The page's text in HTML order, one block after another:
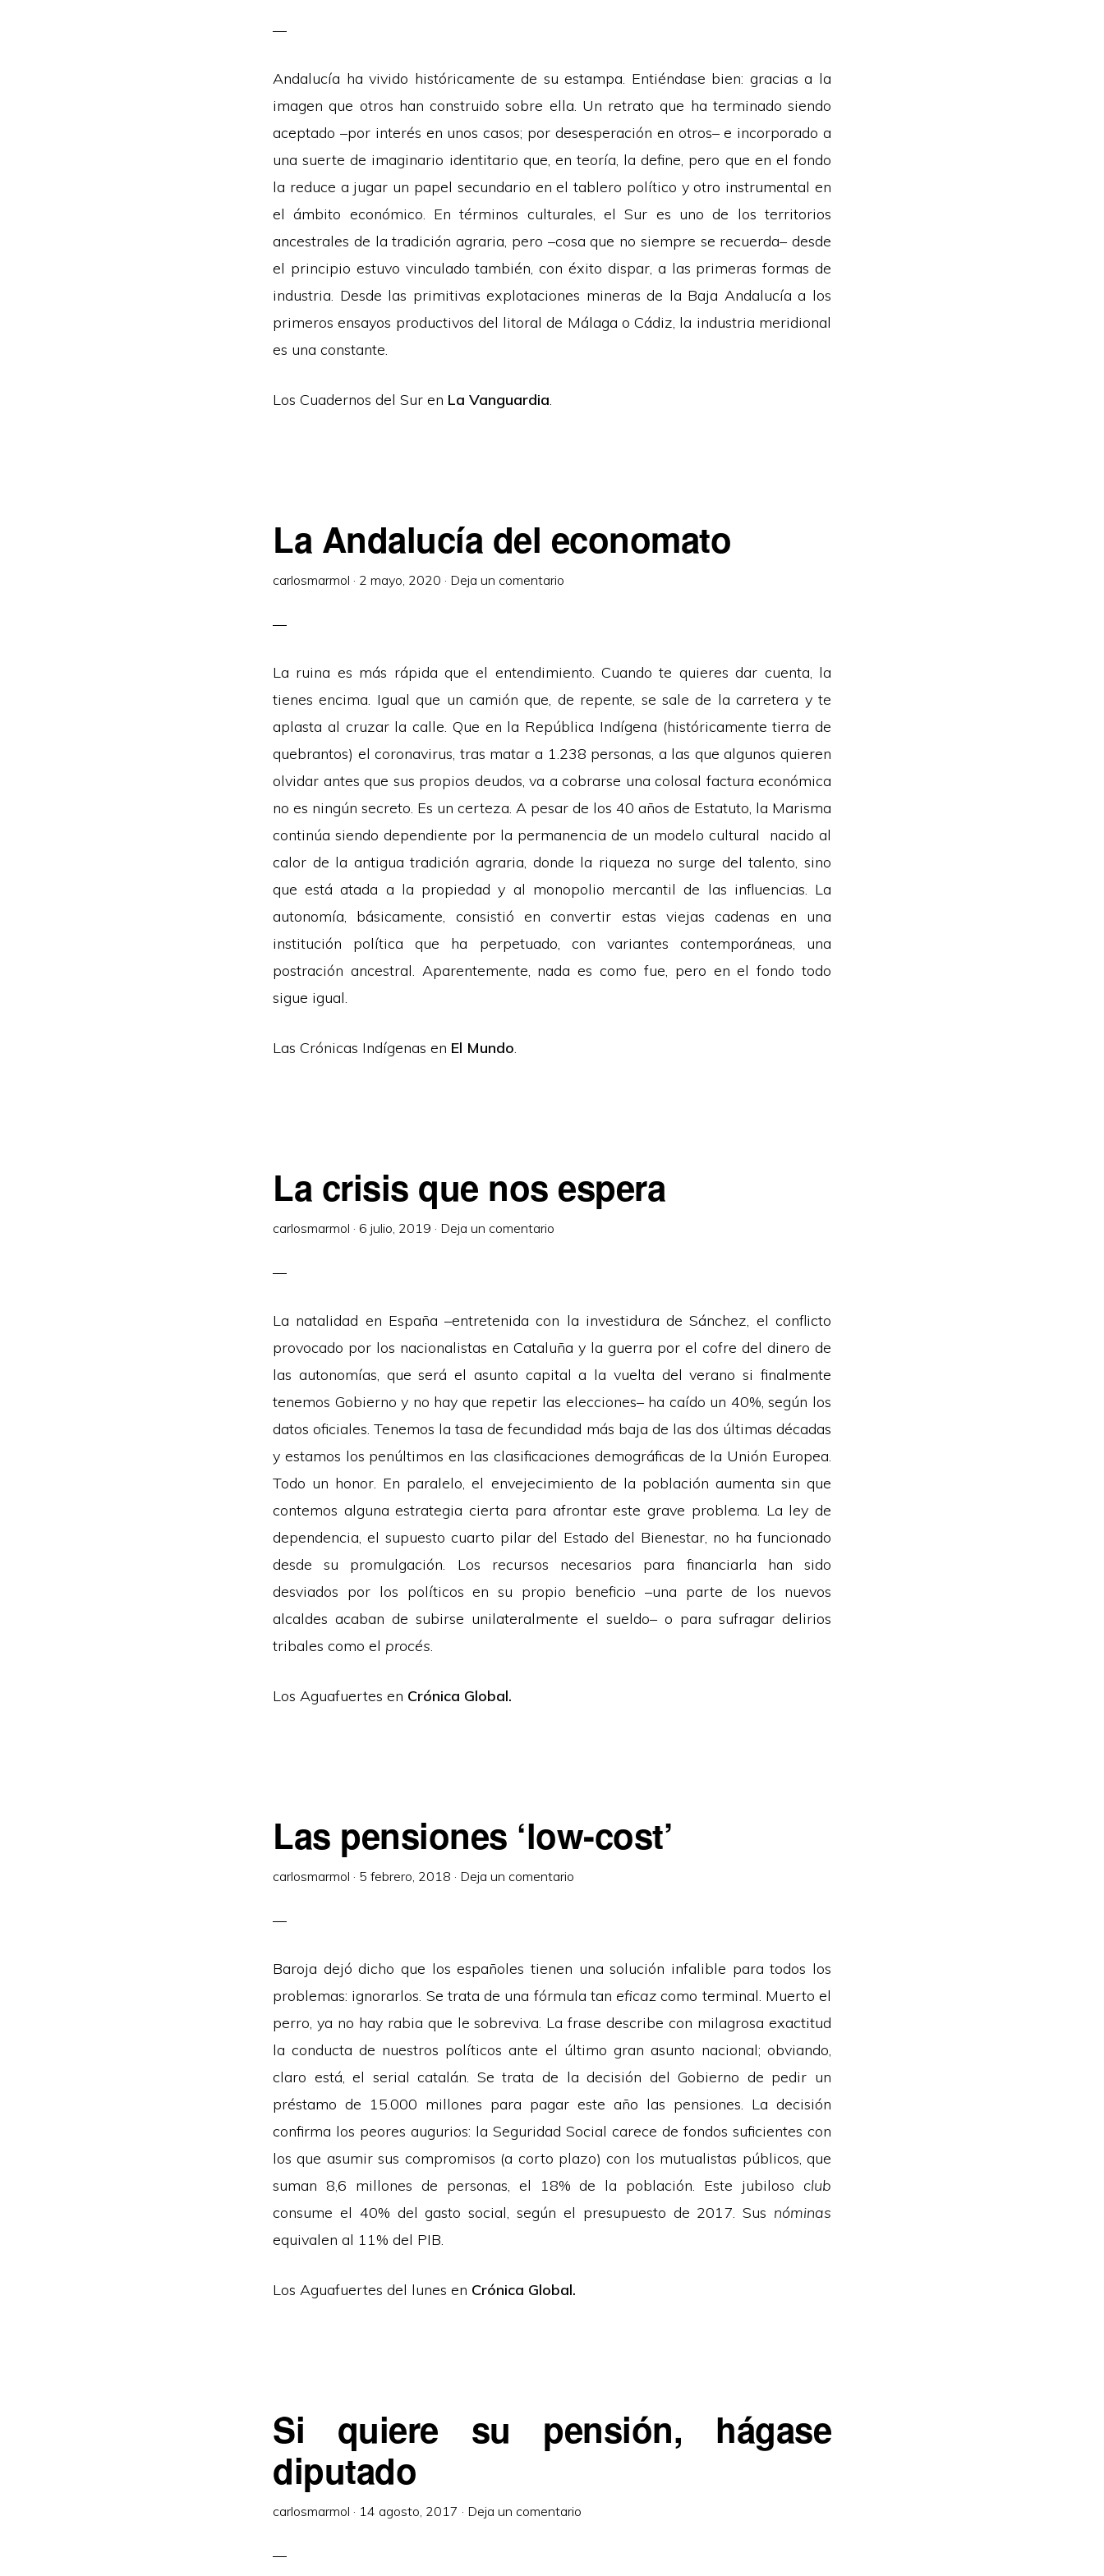
Andalucía ha vivido históricamente de su estampa. Entiéndase bien: gracias a la
imagen que otros han construido sobre ella. Un retrato que ha terminado siendo
aceptado –por interés en unos casos; por desesperación en otros– e incorporado a
una suerte de imaginario identitario que, en teoría, la define, pero que en el fondo
la reduce a jugar un papel secundario en el tablero político y otro instrumental en
el ámbito económico. En términos culturales, el Sur es uno de los territorios
ancestrales de la tradición agraria, pero –cosa que no siempre se recuerda– desde
el principio estuvo vinculado también, con éxito dispar, a las primeras formas de
industria. Desde las primitivas explotaciones mineras de la Baja Andalucía a los
primeros ensayos productivos del litoral de Málaga o Cádiz, la industria meridional
es una constante.
Los Cuadernos del Sur en La Vanguardia.
La Andalucía del economato
carlosmarmol · 2 mayo, 2020 · Deja un comentario
La ruina es más rápida que el entendimiento. Cuando te quieres dar cuenta, la
tienes encima. Igual que un camión que, de repente, se sale de la carretera y te
aplasta al cruzar la calle. Que en la República Indígena (históricamente tierra de
quebrantos) el coronavirus, tras matar a 1.238 personas, a las que algunos quieren
olvidar antes que sus propios deudos, va a cobrarse una colosal factura económica
no es ningún secreto. Es un certeza. A pesar de los 40 años de Estatuto, la Marisma
continúa siendo dependiente por la permanencia de un modelo cultural nacido al
calor de la antigua tradición agraria, donde la riqueza no surge del talento, sino
que está atada a la propiedad y al monopolio mercantil de las influencias. La
autonomía, básicamente, consistió en convertir estas viejas cadenas en una
institución política que ha perpetuado, con variantes contemporáneas, una
postración ancestral. Aparentemente, nada es como fue, pero en el fondo todo
sigue igual.
Las Crónicas Indígenas en El Mundo.
La crisis que nos espera
carlosmarmol · 6 julio, 2019 · Deja un comentario
La natalidad en España –entretenida con la investidura de Sánchez, el conflicto
provocado por los nacionalistas en Cataluña y la guerra por el cofre del dinero de
las autonomías, que será el asunto capital a la vuelta del verano si finalmente
tenemos Gobierno y no hay que repetir las elecciones– ha caído un 40%, según los
datos oficiales. Tenemos la tasa de fecundidad más baja de las dos últimas décadas
y estamos los penúltimos en las clasificaciones demográficas de la Unión Europea.
Todo un honor. En paralelo, el envejecimiento de la población aumenta sin que
contemos alguna estrategia cierta para afrontar este grave problema. La ley de
dependencia, el supuesto cuarto pilar del Estado del Bienestar, no ha funcionado
desde su promulgación. Los recursos necesarios para financiarla han sido
desviados por los políticos en su propio beneficio –una parte de los nuevos
alcaldes acaban de subirse unilateralmente el sueldo– o para sufragar delirios
tribales como el procés.
Los Aguafuertes en Crónica Global.
Las pensiones ‘low-cost’
carlosmarmol · 5 febrero, 2018 · Deja un comentario
Baroja dejó dicho que los españoles tienen una solución infalible para todos los
problemas: ignorarlos. Se trata de una fórmula tan eficaz como terminal. Muerto el
perro, ya no hay rabia que le sobreviva. La frase describe con milagrosa exactitud
la conducta de nuestros políticos ante el último gran asunto nacional; obviando,
claro está, el serial catalán. Se trata de la decisión del Gobierno de pedir un
préstamo de 15.000 millones para pagar este año las pensiones. La decisión
confirma los peores augurios: la Seguridad Social carece de fondos suficientes con
los que asumir sus compromisos (a corto plazo) con los mutualistas públicos, que
suman 8,6 millones de personas, el 18% de la población. Este jubiloso club
consume el 40% del gasto social, según el presupuesto de 2017. Sus nóminas
equivalen al 11% del PIB.
Los Aguafuertes del lunes en Crónica Global.
Si quiere su pensión, hágase
diputado
carlosmarmol · 14 agosto, 2017 · Deja un comentario